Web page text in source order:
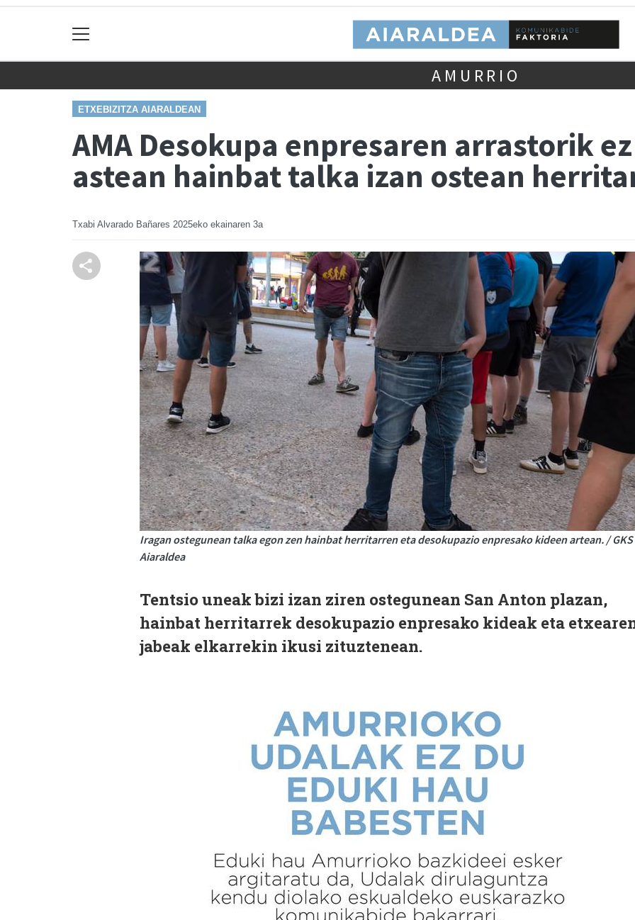
AMURRIO
ETXEBIZITZA AIARALDEAN
AMA Desokupa enpresaren arrastorik
astean hainbat talka izan ostean
Txabi Alvarado Bañares 2025eko ekainaren 3a
Iragan ostegunean talka egon zen hainbat herritarren eta desokupazio enpresako kideen artean. / GKS
Aiaraldea
Tentsio uneak bizi izan ziren ostegunean San Anton plazan,
hainbat herritarrek desokupazio enpresako kideak eta
jabeak elkarrekin ikusi zituztenean.